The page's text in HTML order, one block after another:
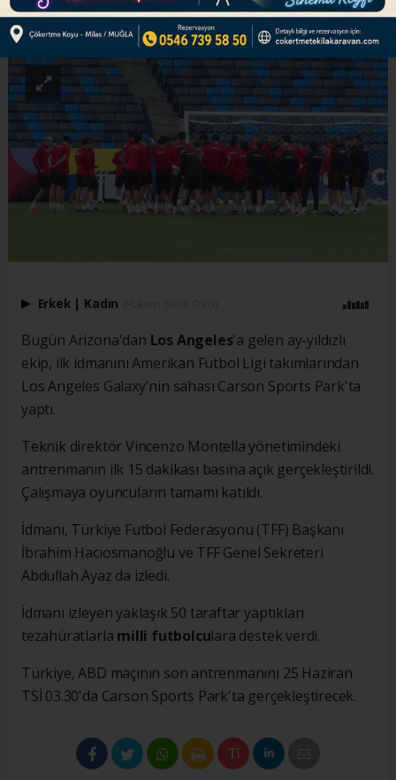
ABONE OL
Erkek | Kadın
Bugün Arizona'dan Los Angeles'a gelen ay-yıldızlı
ekip, ilk idmanını Amerikan Futbol Ligi takımlarından
Los Angeles Galaxy'nin sahası Carson Sports Park'ta
yaptı.
Teknik direktör Vincenzo Montella yönetimindeki
antrenmanın ilk 15 dakikası basına açık gerçekleştirildi.
Çalışmaya oyuncuların tamamı katıldı.
İdmanı, Türkiye Futbol Federasyonu (TFF) Başkanı
İbrahim Hacıosmanoğlu ve TFF Genel Sekreteri
Abdullah Ayaz da izledi.
İdmanı izleyen yaklaşık 50 taraftar yaptıkları
tezahüratlarla milli futbolculara destek verdi.
Türkiye, ABD maçının son antrenmanını 25 Haziran
TSİ 03.30'da Carson Sports Park'ta gerçekleştirecek.